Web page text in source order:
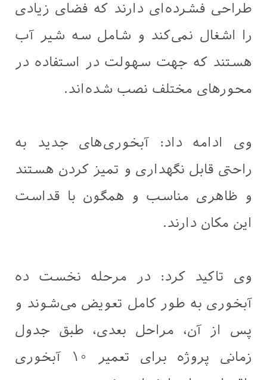
طراحی فشرده‌ای دارند که فضای زیادی
را اشغال نمی‌کند و شامل سه شیر آب
هستند که جهت سهولت در استفاده در
محورهای مختلف نصب شده‌اند.
وی ادامه داد: آبخوری‌های جدید به
راحتی قابل نگهداری و تمیز کردن هستند
و ظاهری مناسب و همگون با قداست
این مکان دارند.
وی تاکید کرد: در مرحله نخست ده
آبخوری به طور کامل تعویض می‌شوند و
پس از آن، مراحل بعدی، طبق جدول
زمانی پروژه برای تعمیر ۱۰ آبخوری